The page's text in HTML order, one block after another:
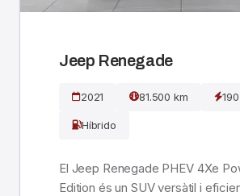
Jeep Renegade
2021 81.500 km
Híbrido
El Jeep Renegade PHEV 4Xe
Edition és un SUV versàtil i